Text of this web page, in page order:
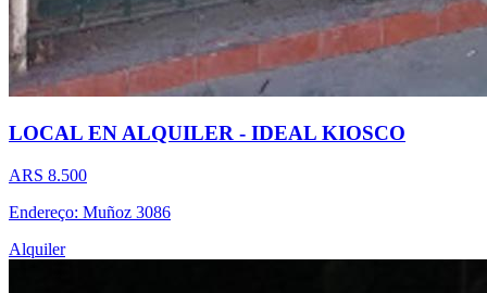
LOCAL EN ALQUILER - IDEAL KIOSCO
ARS 8.500
Endereço: Muñoz 3086
Alquiler